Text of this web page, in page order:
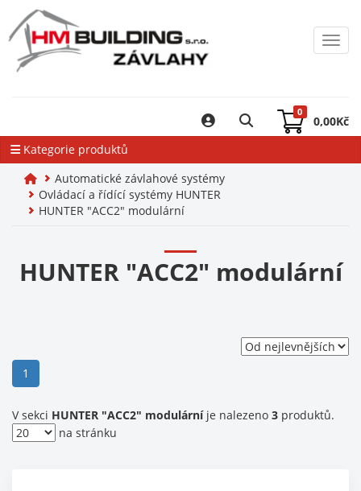
0
0,00Kč
Kategorie produktů
Automatické závlahové systémy
Ovládací a řídící systémy HUNTER
HUNTER "ACC2" modulární
HUNTER "ACC2" modulární
1
V sekci HUNTER "ACC2" modulárníje nalezeno 3 produktů.
na stránku